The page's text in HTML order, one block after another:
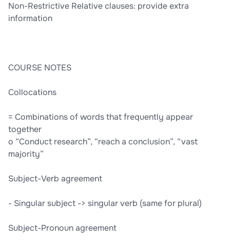
Non-Restrictive Relative clauses: provide extra
information
COURSE NOTES
Collocations
= Combinations of words that frequently appear
together
o “Conduct research”, “reach a conclusion”, “vast
majority”
Subject-Verb agreement
- Singular subject -> singular verb (same for plural)
Subject-Pronoun agreement